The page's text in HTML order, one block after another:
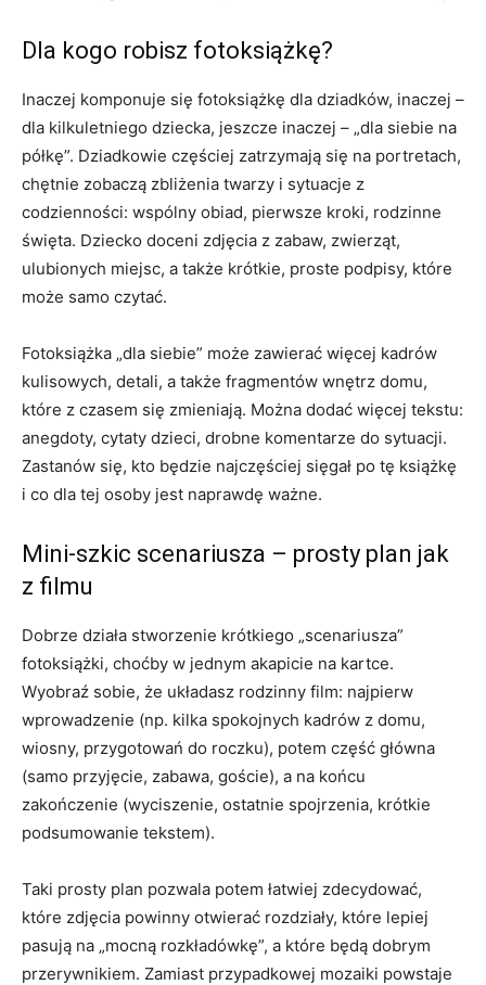
Dla kogo robisz fotoksiążkę?
Inaczej komponuje się fotoksiążkę dla dziadków, inaczej –
dla kilkuletniego dziecka, jeszcze inaczej – „dla siebie na
półkę”. Dziadkowie częściej zatrzymają się na portretach,
chętnie zobaczą zbliżenia twarzy i sytuacje z
codzienności: wspólny obiad, pierwsze kroki, rodzinne
święta. Dziecko doceni zdjęcia z zabaw, zwierząt,
ulubionych miejsc, a także krótkie, proste podpisy, które
może samo czytać.
Fotoksiążka „dla siebie” może zawierać więcej kadrów
kulisowych, detali, a także fragmentów wnętrz domu,
które z czasem się zmieniają. Można dodać więcej tekstu:
anegdoty, cytaty dzieci, drobne komentarze do sytuacji.
Zastanów się, kto będzie najczęściej sięgał po tę książkę
i co dla tej osoby jest naprawdę ważne.
Mini-szkic scenariusza – prosty plan jak
z filmu
Dobrze działa stworzenie krótkiego „scenariusza”
fotoksiążki, choćby w jednym akapicie na kartce.
Wyobraź sobie, że układasz rodzinny film: najpierw
wprowadzenie (np. kilka spokojnych kadrów z domu,
wiosny, przygotowań do roczku), potem część główna
(samo przyjęcie, zabawa, goście), a na końcu
zakończenie (wyciszenie, ostatnie spojrzenia, krótkie
podsumowanie tekstem).
Taki prosty plan pozwala potem łatwiej zdecydować,
które zdjęcia powinny otwierać rozdziały, które lepiej
pasują na „mocną rozkładówkę”, a które będą dobrym
przerywnikiem. Zamiast przypadkowej mozaiki powstaje